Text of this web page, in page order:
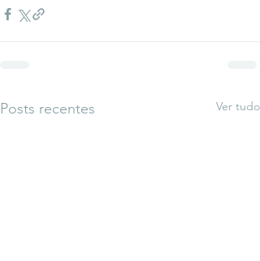
Posts recentes Ver tudo